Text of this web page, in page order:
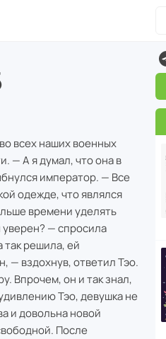
всех наших военных
— А я думал, что она в
император. — Все
одежде, что являлся
времени уделять
— спросила
решила, ей
— вздохнув, ответил Тэо.
Впрочем, он и так знал,
Тэо, девушка не
и довольна новой
После